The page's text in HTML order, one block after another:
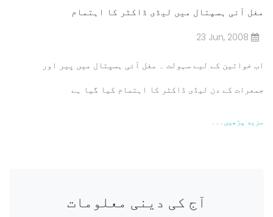
مغل آئی ہسپتال میں لیڈی ڈاکٹر کا اہتمام
23 Jun, 2008
اب خواتین کے لیے سہولت ۔ مغل آئی ہسپتال میں پیر اور
جمعرات کے دن لیڈی ڈاکٹر کا اہتمام کیا گیا ہے
مزید پڑھیں۔۔۔
آج کی دینی معلومات